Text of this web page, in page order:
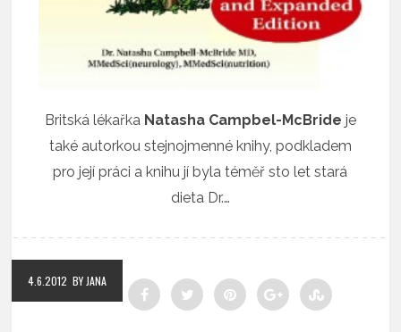
Britská lékařka Natasha Campbel-McBride je
také autorkou stejnojmenné knihy, podkladem
pro její práci a knihu jí byla téměř sto let stará
dieta Dr.…
4.6.2012 BY JANA